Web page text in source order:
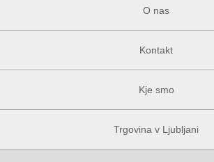
O nas
Kontakt
Kje smo
Trgovina v Ljubljani